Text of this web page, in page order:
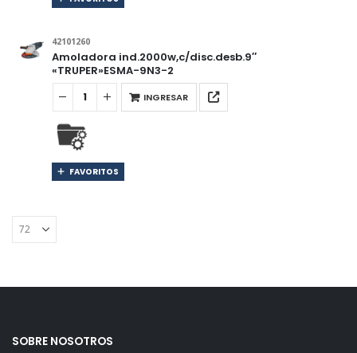
42101260
Amoladora ind.2000w,c/disc.desb.9″
«TRUPER»ESMA-9N3-2
INGRESAR
FAVORITOS
SOBRE NOSOTROS